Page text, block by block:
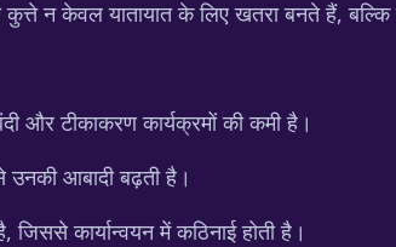
न केवल यातायात के लिए खतरा बनते हैं, बल्कि
और टीकाकरण कार्यक्रमों की कमी है।
आबादी बढ़ती है।
कार्यान्वयन में कठिनाई होती है।